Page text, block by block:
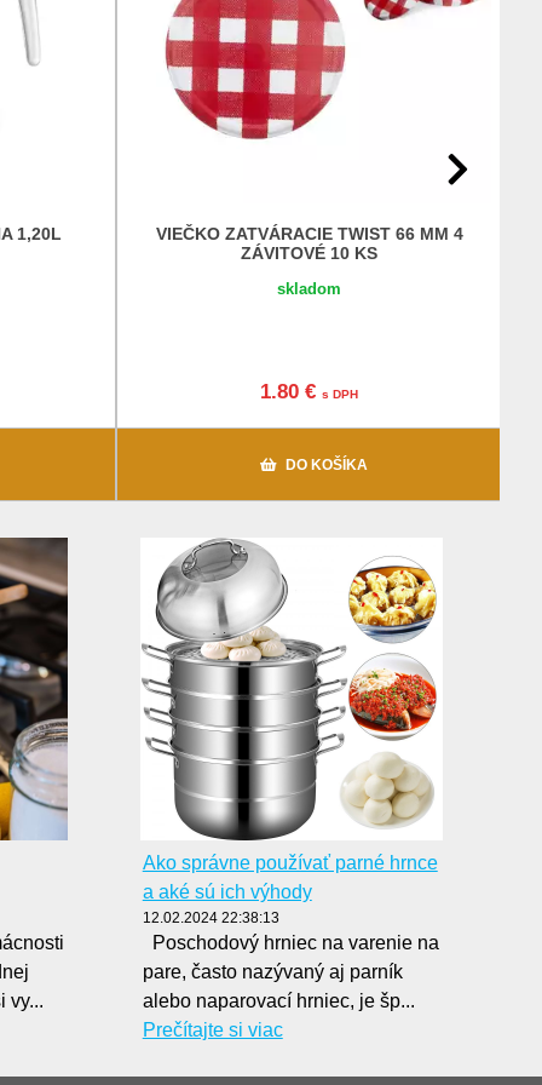
1,20L
VIEČKO ZATVÁRACIE TWIST 66 MM 4
ZÁVITOVÉ 10 KS
skladom
1.80 € s DPH
DO KOŠÍKA
vy...
Ako správne používať parné hrnce
a aké sú ich výhody
12.02.2024 22:38:13
Poschodový hrniec na varenie na
pare, často nazývaný aj parník
alebo naparovací hrniec, je šp...
Prečítajte si viac